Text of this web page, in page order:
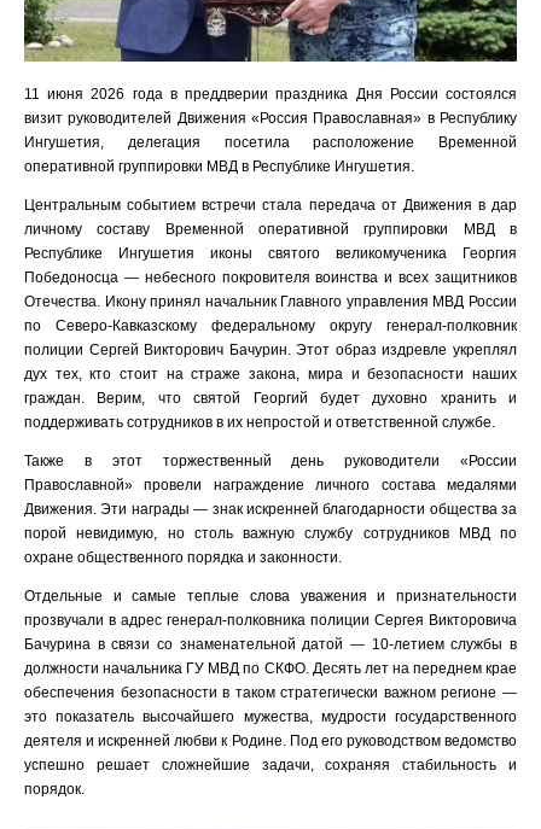
11 июня 2026 года в преддверии праздника Дня России состоялся
визит руководителей Движения «Россия Православная» в Республику
Ингушетия, делегация посетила расположение Временной
оперативной группировки МВД в Республике Ингушетия.
Центральным событием встречи стала передача от Движения в дар
личному составу Временной оперативной группировки МВД в
Республике Ингушетия иконы святого великомученика Георгия
Победоносца — небесного покровителя воинства и всех защитников
Отечества. Икону принял начальник Главного управления МВД России
по Северо-Кавказскому федеральному округу генерал-полковник
полиции Сергей Викторович Бачурин. Этот образ издревле укреплял
дух тех, кто стоит на страже закона, мира и безопасности наших
граждан. Верим, что святой Георгий будет духовно хранить и
поддерживать сотрудников в их непростой и ответственной службе.
Также в этот торжественный день руководители «России
Православной» провели награждение личного состава медалями
Движения. Эти награды — знак искренней благодарности общества за
порой невидимую, но столь важную службу сотрудников МВД по
охране общественного порядка и законности.
Отдельные и самые теплые слова уважения и признательности
прозвучали в адрес генерал-полковника полиции Сергея Викторовича
Бачурина в связи со знаменательной датой — 10-летием службы в
должности начальника ГУ МВД по СКФО. Десять лет на переднем крае
обеспечения безопасности в таком стратегически важном регионе —
это показатель высочайшего мужества, мудрости государственного
деятеля и искренней любви к Родине. Под его руководством ведомство
успешно решает сложнейшие задачи, сохраняя стабильность и
порядок.